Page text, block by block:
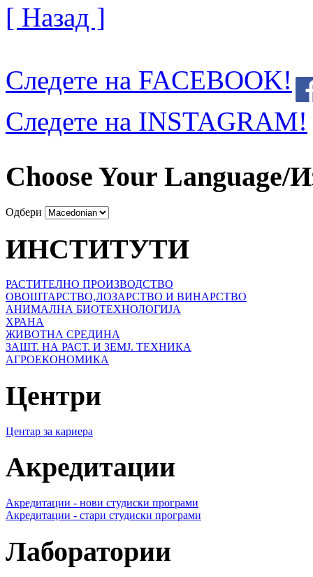
[ Назад ]
Следете на FACEBOOK!
Следете на INSTAGRAM!
Choose Your Language/
Одбери
ИНСТИТУТИ
РАСТИТЕЛНО ПРОИЗВОДСТВО
ОВОШТАРСТВО,ЛОЗАРСТВО И ВИНАРСТВО
АНИМАЛНА БИОТЕХНОЛОГИЈА
ХРАНА
ЖИВОТНА СРЕДИНА
ЗАШТ. НА РАСТ. И ЗЕМЈ. ТЕХНИКА
АГРОЕКОНОМИКА
Центри
Центар за кариера
Акредитации
Акредитации - нови студиски програми
Акредитации - стари студиски програми
Лаборатории